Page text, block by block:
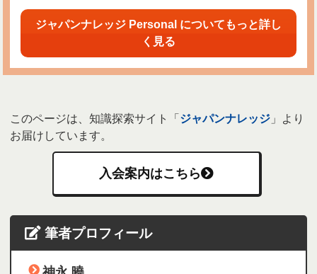
ジャパンナレッジ Personal についてもっと詳し
く見る
このページは、知識探索サイト「 ジャパンナレッジ 」より
お届けしています。
入会案内はこちら
筆者プロフィール